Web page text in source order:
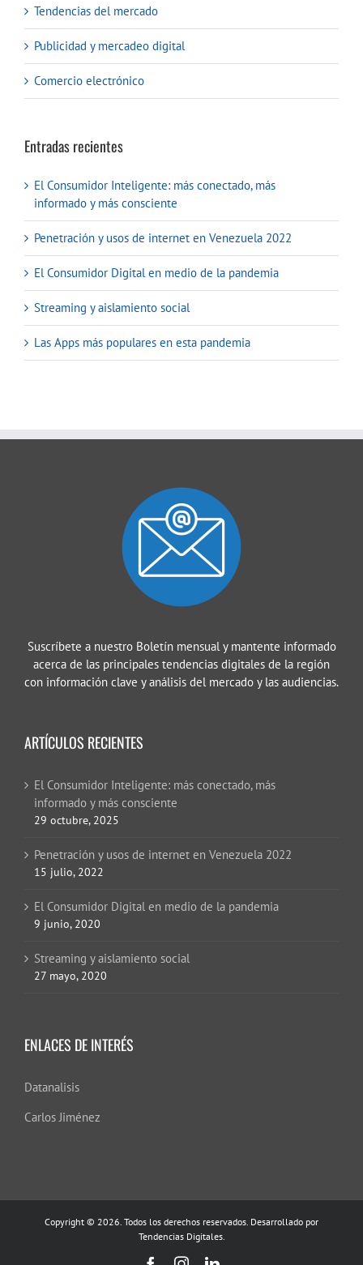
Tendencias del mercado
Publicidad y mercadeo digital
Comercio electrónico
Entradas recientes
El Consumidor Inteligente: más conectado, más
informado y más consciente
Penetración y usos de internet en Venezuela 2022
El Consumidor Digital en medio de la pandemia
Streaming y aislamiento social
Las Apps más populares en esta pandemia
Suscríbete a nuestro Boletín mensual y mantente informado
acerca de las principales tendencias digitales de la región
con información clave y análisis del mercado y las audiencias.
ARTÍCULOS RECIENTES
El Consumidor Inteligente: más conectado, más
informado y más consciente
29 octubre, 2025
Penetración y usos de internet en Venezuela 2022
15 julio, 2022
El Consumidor Digital en medio de la pandemia
9 junio, 2020
Streaming y aislamiento social
27 mayo, 2020
ENLACES DE INTERÉS
Datanalisis
Carlos Jiménez
Copyright © 2026. Todos los derechos reservados. Desarrollado por
Tendencias Digitales.